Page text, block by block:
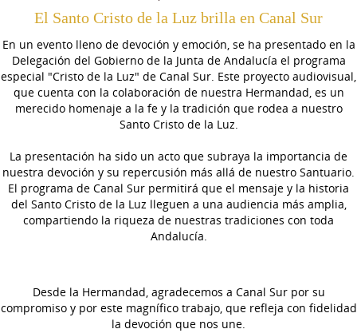
El Santo Cristo de la Luz brilla en Canal Sur
En un evento lleno de devoción y emoción, se ha presentado en la
Delegación del Gobierno de la Junta de Andalucía el programa
especial "Cristo de la Luz" de Canal Sur. Este proyecto audiovisual,
que cuenta con la colaboración de nuestra Hermandad, es un
merecido homenaje a la fe y la tradición que rodea a nuestro
Santo Cristo de la Luz.
La presentación ha sido un acto que subraya la importancia de
nuestra devoción y su repercusión más allá de nuestro Santuario.
El programa de Canal Sur permitirá que el mensaje y la historia
del Santo Cristo de la Luz lleguen a una audiencia más amplia,
compartiendo la riqueza de nuestras tradiciones con toda
Andalucía.
Desde la Hermandad, agradecemos a Canal Sur por su
compromiso y por este magnífico trabajo, que refleja con fidelidad
la devoción que nos une.